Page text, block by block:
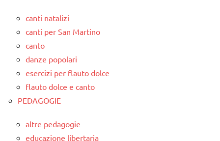
canti natalizi
canti per San Martino
canto
danze popolari
esercizi per flauto dolce
flauto dolce e canto
PEDAGOGIE
altre pedagogie
educazione libertaria